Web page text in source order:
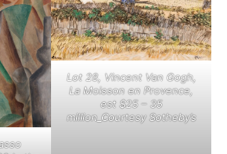
Lot 28, Vincent Van Gogh,
La Moisson en Provence,
est $25 – 35
million_Courtesy Sotheby’s